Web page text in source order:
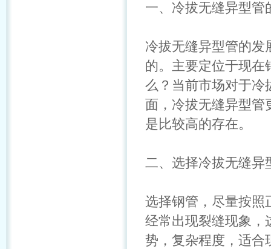
一、冷拔无缝异型管
冷拔无缝异型管的发
的。主要定位于现在
么？当前市场对于冷
面，冷拔无缝异型
是比较高的存在。
二、选择冷拔无缝异
选择钢管，尽量按照
经常出现裂缝现象，
势，复杂程度，适合